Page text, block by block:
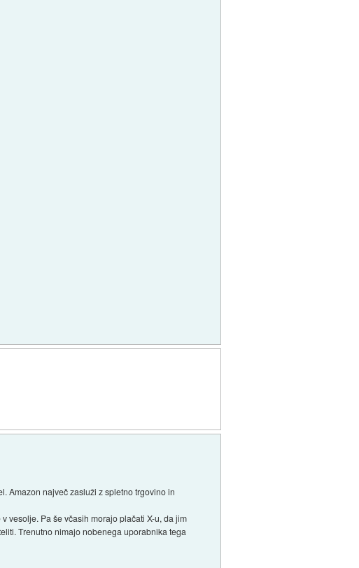
Amazon največ zasluži z spletno trgovino in
vesolje. Pa še včasih morajo plačati X-u, da jim
Trenutno nimajo nobenega uporabnika tega